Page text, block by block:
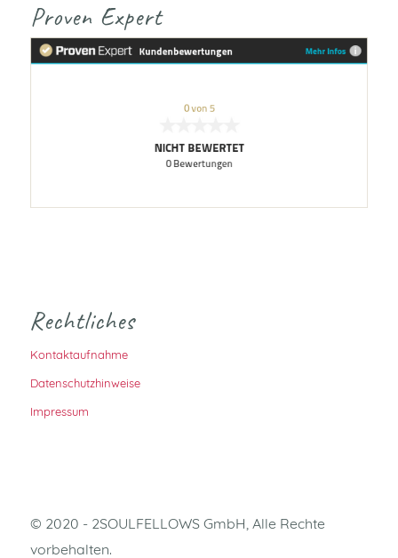
Proven Expert
Rechtliches
Kontaktaufnahme
Datenschutzhinweise
Impressum
© 2020 - 2SOULFELLOWS GmbH, Alle Rechte
vorbehalten.